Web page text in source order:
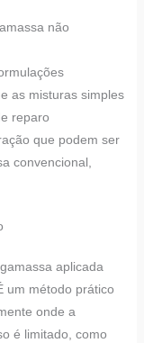
não
as misturas simples
reparo
que podem ser
convencional,
aplicada
um método prático
onde a
é limitado, como